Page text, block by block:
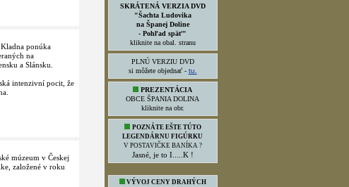
SKRÁTENÁ VERZIA DVD
"Šachta Ludovika
na Španej Doline
- Pohľad späť"
kliknite na obal. stranu
PLNÚ VERZIU DVD
si môžete objednať - tu.
PREZENTÁCIA
OBCE ŠPANIA DOLINA
kliknite na obr.
POZNÁTE EŠTE TÚTO
LEGENDÁRNU FIGÚRKU
V POSTAVIČKE BANÍKA ?
Jasné, je to I.....K !
VÝVOJ CENY DRAHÝCH
ponúka
na
a Slánsku.
intenzivní pocit, že
múzeum v Českej
založené v roku